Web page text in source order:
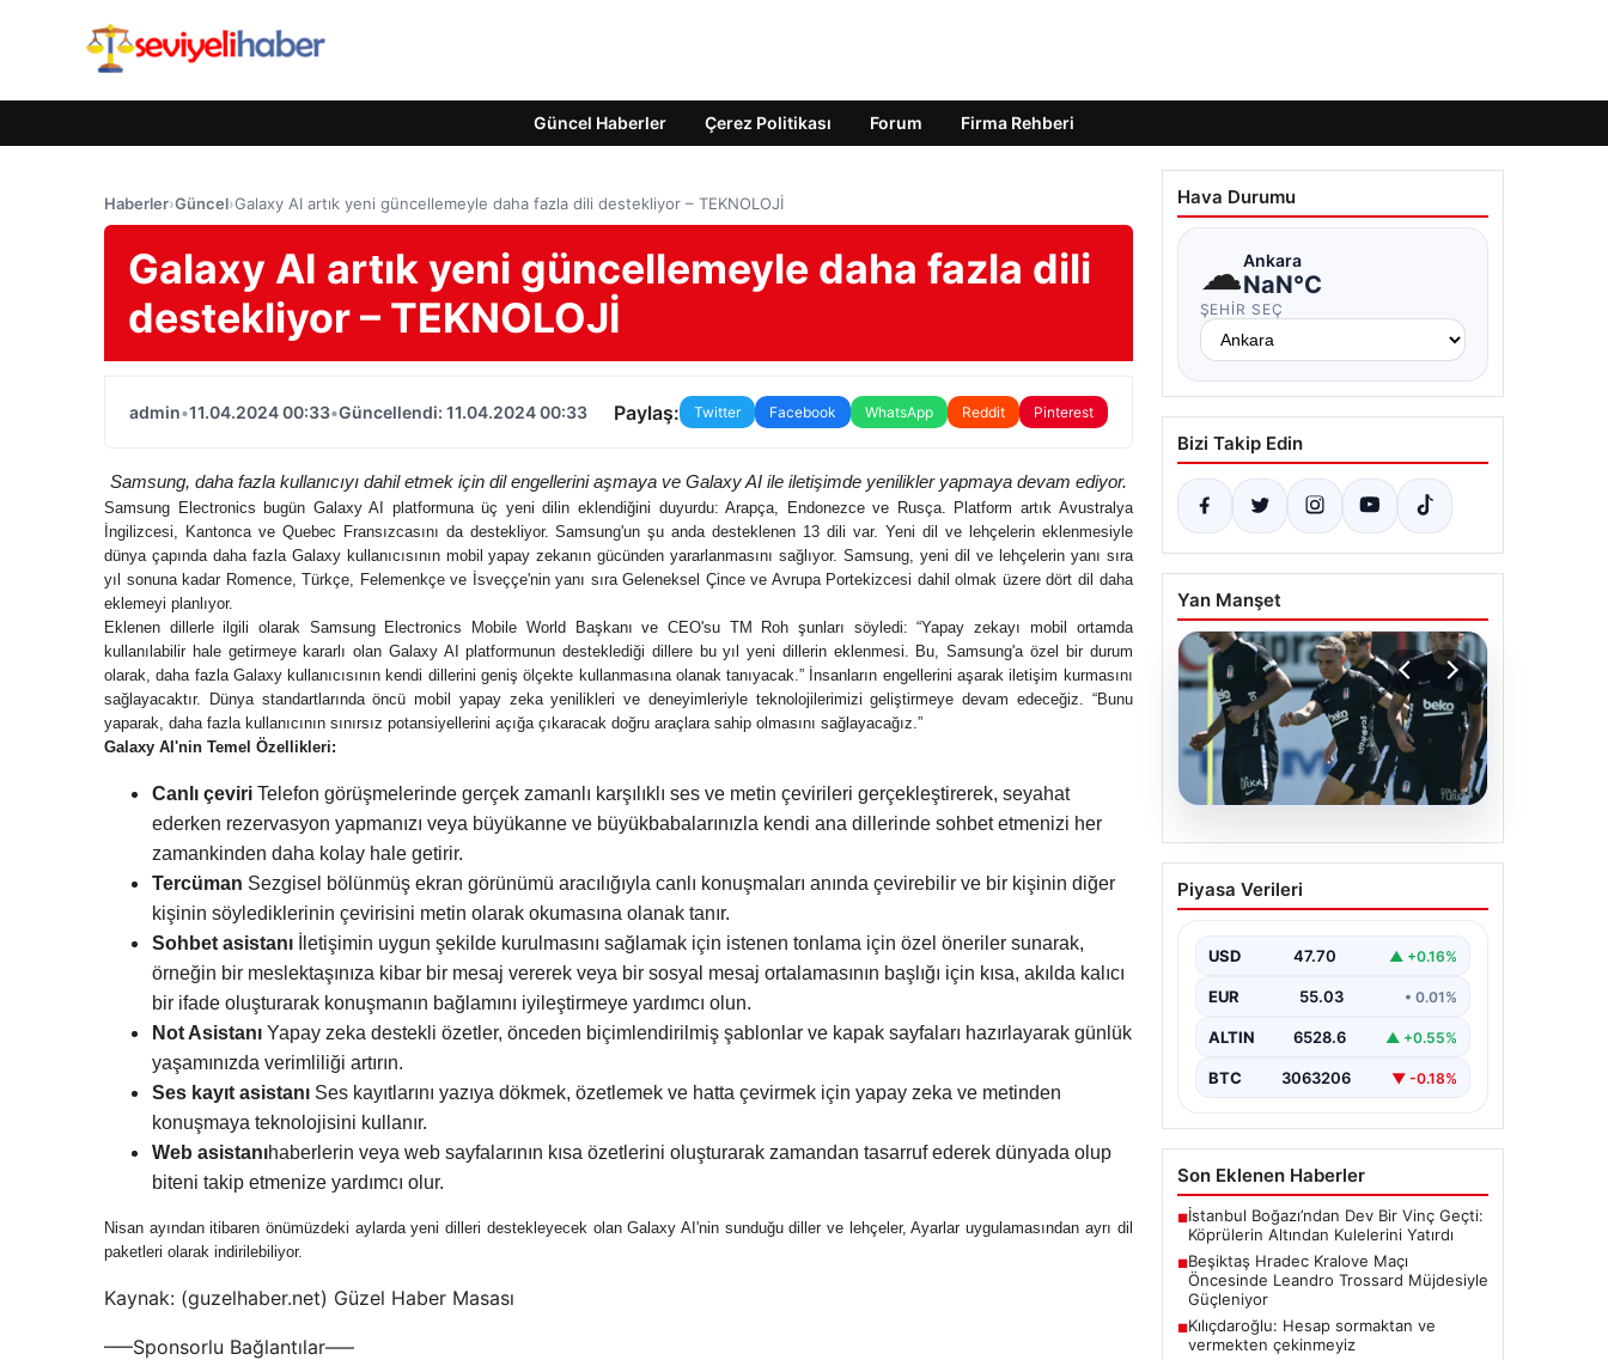
Güncel Haberler Çerez Politikası Forum Firma Rehberi
Haberler›Güncel›Galaxy AI artık yeni güncellemeyle daha fazla dili destekliyor – TEKNOLOJİ
Galaxy AI artık yeni güncellemeyle daha fazla dili
destekliyor – TEKNOLOJİ
admin•11.04.2024 00:33•Güncellendi: 11.04.2024 00:33 Paylaş: Twitter Facebook WhatsApp Reddit Pinterest
Samsung, daha fazla kullanıcıyı dahil etmek için dil engellerini aşmaya ve Galaxy AI ile iletişimde yenilikler yapmaya devam ediyor.
Samsung Electronics bugün Galaxy AI platformuna üç yeni dilin eklendiğini duyurdu: Arapça, Endonezce ve Rusça. Platform artık Avustralya
İngilizcesi, Kantonca ve Quebec Fransızcasını da destekliyor. Samsung'un şu anda desteklenen 13 dili var. Yeni dil ve lehçelerin eklenmesiyle
dünya çapında daha fazla Galaxy kullanıcısının mobil yapay zekanın gücünden yararlanmasını sağlıyor. Samsung, yeni dil ve lehçelerin yanı sıra
yıl sonuna kadar Romence, Türkçe, Felemenkçe ve İsveççe'nin yanı sıra Geleneksel Çince ve Avrupa Portekizcesi dahil olmak üzere dört dil daha
eklemeyi planlıyor.
Eklenen dillerle ilgili olarak Samsung Electronics Mobile World Başkanı ve CEO'su TM Roh şunları söyledi: “Yapay zekayı mobil ortamda
kullanılabilir hale getirmeye kararlı olan Galaxy AI platformunun desteklediği dillere bu yıl yeni dillerin eklenmesi. Bu, Samsung'a özel bir durum
olarak, daha fazla Galaxy kullanıcısının kendi dillerini geniş ölçekte kullanmasına olanak tanıyacak.” İnsanların engellerini aşarak iletişim kurmasını
sağlayacaktır. Dünya standartlarında öncü mobil yapay zeka yenilikleri ve deneyimleriyle teknolojilerimizi geliştirmeye devam edeceğiz. “Bunu
yaparak, daha fazla kullanıcının sınırsız potansiyellerini açığa çıkaracak doğru araçlara sahip olmasını sağlayacağız.”
Galaxy AI'nin Temel Özellikleri:
Canlı çeviri Telefon görüşmelerinde gerçek zamanlı karşılıklı ses ve metin çevirileri gerçekleştirerek, seyahat
ederken rezervasyon yapmanızı veya büyükanne ve büyükbabalarınızla kendi ana dillerinde sohbet etmenizi her
zamankinden daha kolay hale getirir.
Tercüman Sezgisel bölünmüş ekran görünümü aracılığıyla canlı konuşmaları anında çevirebilir ve bir kişinin diğer
kişinin söylediklerinin çevirisini metin olarak okumasına olanak tanır.
Sohbet asistanı İletişimin uygun şekilde kurulmasını sağlamak için istenen tonlama için özel öneriler sunarak,
örneğin bir meslektaşınıza kibar bir mesaj vererek veya bir sosyal mesaj ortalamasının başlığı için kısa, akılda kalıcı
bir ifade oluşturarak konuşmanın bağlamını iyileştirmeye yardımcı olun.
Not Asistanı Yapay zeka destekli özetler, önceden biçimlendirilmiş şablonlar ve kapak sayfaları hazırlayarak günlük
yaşamınızda verimliliği artırın.
Ses kayıt asistanı Ses kayıtlarını yazıya dökmek, özetlemek ve hatta çevirmek için yapay zeka ve metinden
konuşmaya teknolojisini kullanır.
Web asistanıhaberlerin veya web sayfalarının kısa özetlerini oluşturarak zamandan tasarruf ederek dünyada olup
biteni takip etmenize yardımcı olur.
Nisan ayından itibaren önümüzdeki aylarda yeni dilleri destekleyecek olan Galaxy AI'nin sunduğu diller ve lehçeler, Ayarlar uygulamasından ayrı dil
paketleri olarak indirilebiliyor.
Kaynak: (guzelhaber.net) Güzel Haber Masası
—–Sponsorlu Bağlantılar—–
Hava Durumu
☁Ankara
NaN°C
ŞEHIR SEÇ
Bizi Takip Edin
Yan Manşet
05.08.2026
Beşiktaş Hradec Kralove
Maçı Öncesinde
Müjdesiyle Güçleniyor
Türk futbolunun köklü
kulüplerinden Beşiktaş, UEFA
Avrupa Ligi 3. eleme turu
kapsamında Hradec Kralove…
Piyasa Verileri
USD 47.70 ▲ +0.16%
EUR 55.03 • 0.01%
ALTIN 6528.6 ▲ +0.55%
BTC 3063206 ▼ -0.18%
Son Eklenen Haberler
■İstanbul Boğazı’ndan Dev Bir Vinç Geçti:
Köprülerin Altından Kulelerini Yatırdı
■Beşiktaş Hradec Kralove Maçı
Öncesinde Leandro Trossard Müjdesiyle
Güçleniyor
■Kılıçdaroğlu: Hesap sormaktan ve
vermekten çekinmeyiz